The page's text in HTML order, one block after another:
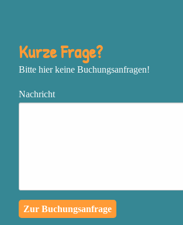
chaotischen
Menschen in
Umfeld zu
Kurze Frage?
Bitte hier keine Buchungsanfragen!
Nachricht
Zur Buchungsanfrage